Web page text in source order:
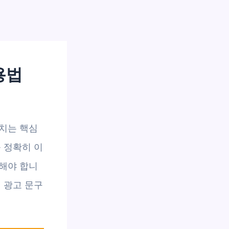
법
는 핵심
확히 이
야 합니
광고 문구